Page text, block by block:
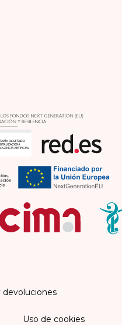
devoluciones
Uso de cookies